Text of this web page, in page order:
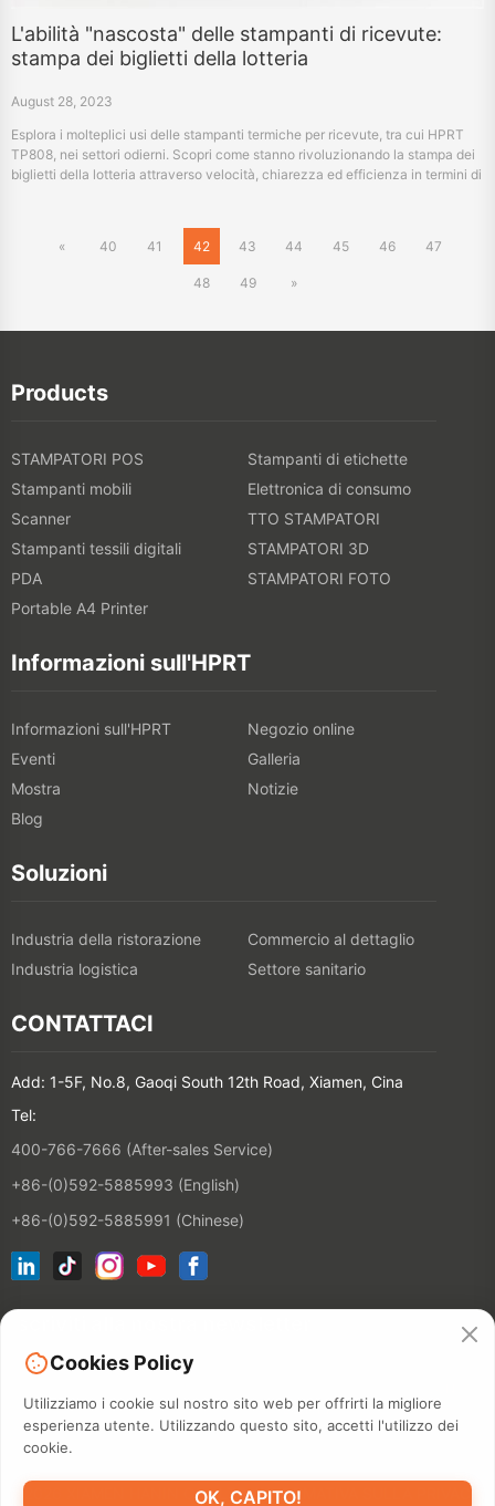
L'abilità "nascosta" delle stampanti di ricevute:
stampa dei biglietti della lotteria
August 28, 2023
Esplora i molteplici usi delle stampanti termiche per ricevute, tra cui HPRT
TP808, nei settori odierni. Scopri come stanno rivoluzionando la stampa dei
biglietti della lotteria attraverso velocità, chiarezza ed efficienza in termini di
« 40 41 42 43 44 45 46 47
48 49 »
Products
STAMPATORI POS
Stampanti di etichette
Stampanti mobili
Elettronica di consumo
Scanner
TTO STAMPATORI
Stampanti tessili digitali
STAMPATORI 3D
PDA
STAMPATORI FOTO
Portable A4 Printer
Informazioni sull'HPRT
Informazioni sull'HPRT
Negozio online
Eventi
Galleria
Mostra
Notizie
Blog
Soluzioni
Industria della ristorazione
Commercio al dettaglio
Industria logistica
Settore sanitario
CONTATTACI
Add: 1-5F, No.8, Gaoqi South 12th Road, Xiamen, Cina
Tel:
400-766-7666 (After-sales Service)
+86-(0)592-5885993 (English)
+86-(0)592-5885991 (Chinese)
©2026 XIAMEN HANIN CO., LTD.INFORMATIVA SULLA PRIVACY
Cookies Policy
Utilizziamo i cookie sul nostro sito web per offrirti la migliore
esperienza utente. Utilizzando questo sito, accetti l'utilizzo dei
cookie.
OK, CAPITO!